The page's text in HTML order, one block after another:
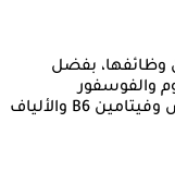
وظائفها، بفضل
والفوسفور
والمنجنيز وحمض الفوليك والحديد والنحاس وفيتامين B6 والألياف